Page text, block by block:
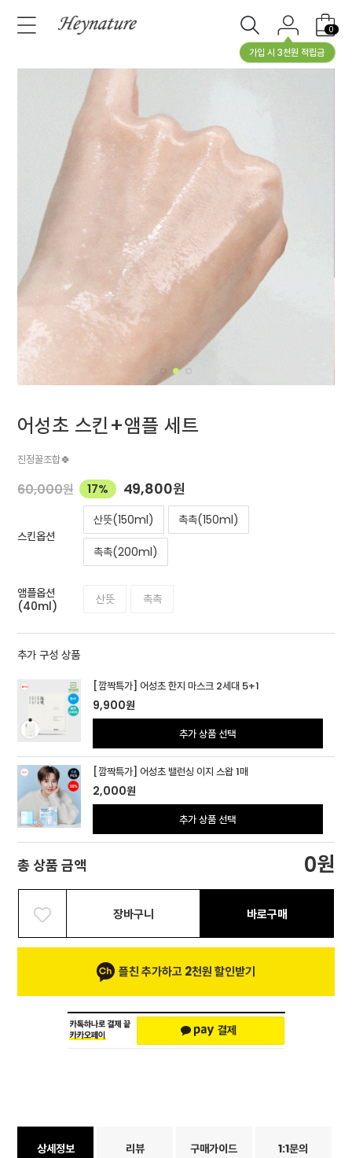
가입 시 3천원 적립금
0
어성초 스킨+앰플 세트
진정꿀조합🍀
60,000원 17% 49,800원
스킨옵션
산뜻(150ml) 촉촉(150ml)
촉촉(200ml)
앰플옵션
(40ml)
산뜻 촉촉
추가 구성 상품
[깜짝특가] 어성초 한지 마스크 2세대 5+1
9,900원
추가 상품 선택
[깜짝특가] 어성초 밸런싱 이지 스왑 1매
2,000원
추가 상품 선택
총 상품 금액 0원
장바구니 바로구매
플친 추가하고 2천원 할인받기
상세정보 리뷰 구매가이드 1:1문의